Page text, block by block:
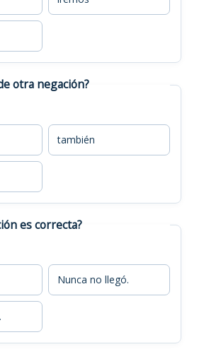
otra negación?
también
es correcta?
Nunca no llegó.